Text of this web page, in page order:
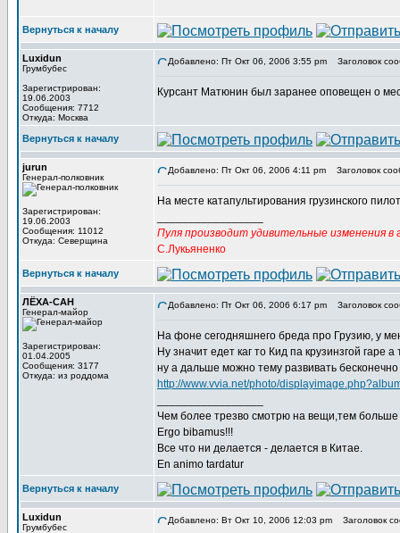
Вернуться к началу
Luxidun
Грумбубес
Зарегистрирован:
19.06.2003
Сообщения: 7712
Откуда: Москва
Добавлено: Пт Окт 06, 2006 3:55 pm Заголовок
Курсант Матюнин был заранее оповещен о
Вернуться к началу
jurun
Генерал-полковник
Зарегистрирован:
19.06.2003
Сообщения: 11012
Откуда: Северщина
Добавлено: Пт Окт 06, 2006 4:11 pm Заголовок
На месте катапультирования грузинского
Пуля производит удивительные изменения в
С.Лукьяненко
Вернуться к началу
ЛЁХА-САН
Генерал-майор
Зарегистрирован:
01.04.2005
Сообщения: 3177
Откуда: из роддома
Добавлено: Пт Окт 06, 2006 6:17 pm Заголовок
На фоне сегодняшнего бреда про Грузию, у
Ну значит едет каг то Кид па крузинзгой
ну а дальше можно тему развивать бесконечно
http://www.vvia.net/photo/
Чем более трезво смотрю на вещи,тем больше
Ergo bibamus!!!
Все что ни делается - делается в Китае.
En animo tardatur
Вернуться к началу
Luxidun
Грумбубес
Добавлено: Вт Окт 10, 2006 12:03 pm Заголовок